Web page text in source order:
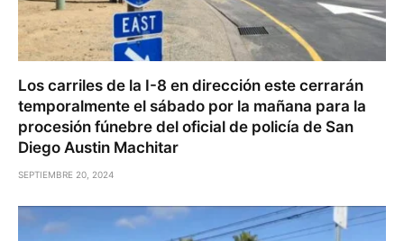
Los carriles de la I-8 en dirección este cerrarán
temporalmente el sábado por la mañana para la
procesión fúnebre del oficial de policía de San
Diego Austin Machitar
SEPTIEMBRE 20, 2024